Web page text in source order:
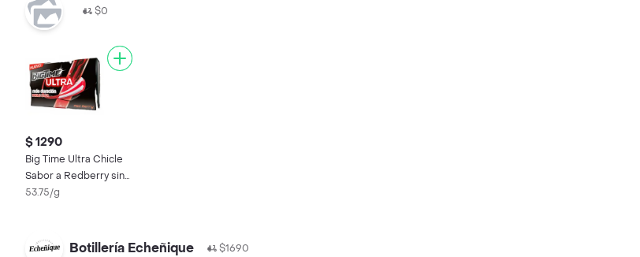
$0
$ 1290
Big Time Ultra Chicle
Sabor a Redberry sin
Azúcar
53.75/g
Botillería Echeñique $1690